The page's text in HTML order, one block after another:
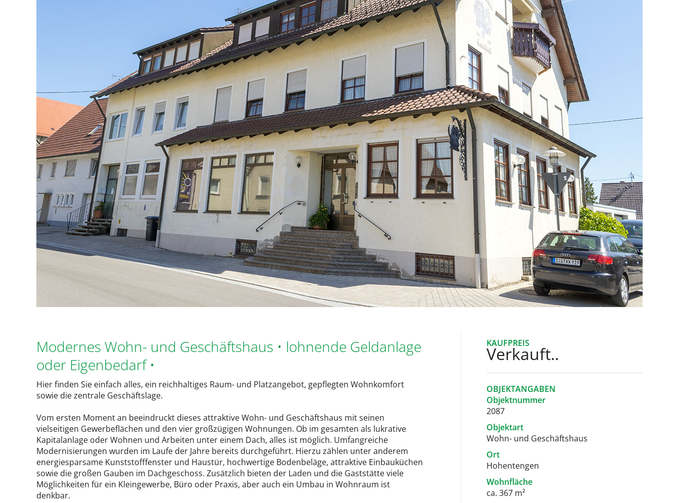
Modernes Wohn- und Geschäftshaus • lohnende Geldanlage
oder Eigenbedarf •
Hier finden Sie einfach alles, ein reichhaltiges Raum- und Platzangebot, gepflegten Wohnkomfort
sowie die zentrale Geschäftslage.
Vom ersten Moment an beeindruckt dieses attraktive Wohn- und Geschäftshaus mit seinen
vielseitigen Gewerbeflächen und den vier großzügigen Wohnungen. Ob im gesamten als lukrative
Kapitalanlage oder Wohnen und Arbeiten unter einem Dach, alles ist möglich. Umfangreiche
Modernisierungen wurden im Laufe der Jahre bereits durchgeführt. Hierzu zählen unter anderem
energiesparsame Kunststofffenster und Haustür, hochwertige Bodenbeläge, attraktive Einbauküchen
sowie die großen Gauben im Dachgeschoss. Zusätzlich bieten der Laden und die Gaststätte viele
Möglichkeiten für ein Kleingewerbe, Büro oder Praxis, aber auch ein Umbau in Wohnraum ist
denkbar.
KAUFPREIS
Verkauft..
OBJEKTANGABEN
Objektnummer
2087
Objektart
Wohn- und Geschäftshaus
Ort
Hohentengen
Wohnfläche
ca. 367 m²